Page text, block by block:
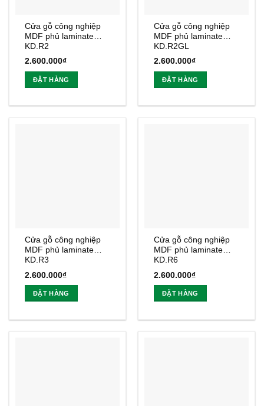
Cửa gỗ công nghiệp
MDF phủ laminate
KD.R2
2.600.000₫
ĐẶT HÀNG
Cửa gỗ công nghiệp
MDF phủ laminate
KD.R2GL
2.600.000₫
ĐẶT HÀNG
Cửa gỗ công nghiệp
MDF phủ laminate
KD.R3
2.600.000₫
ĐẶT HÀNG
Cửa gỗ công nghiệp
MDF phủ laminate
KD.R6
2.600.000₫
ĐẶT HÀNG